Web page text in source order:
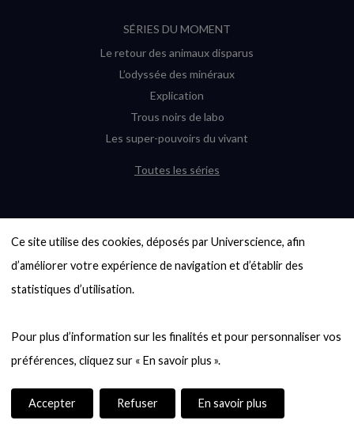
Ce site utilise des cookies, déposés par Universcience, afin
d’améliorer votre expérience de navigation et d’établir des
statistiques d’utilisation.
Pour plus d’information sur les finalités et pour personnaliser vos
Accepter Refuser En savoir plus
SÉRIES DU MOMENT
Le retour des animaux disparus
L’odyssée des minéraux
Explication
Trous noirs de labo
Les super-pouvoirs du vivant
Toutes les séries
6000 exoplanètes, et pas de « Terre »
en vue ?
Quel avenir pour les cryptos ?
Entre mathématiques et politique : la
quête d’un vote équitable
casse-tête